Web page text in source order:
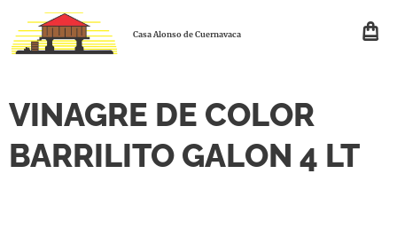
Casa Alonso de Cuernavaca
VINAGRE DE COLOR
BARRILITO GALON 4 LT